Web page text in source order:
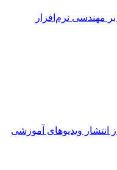
مهندسی نرم‌افزار
انتشار ویدیوهای آموزشی